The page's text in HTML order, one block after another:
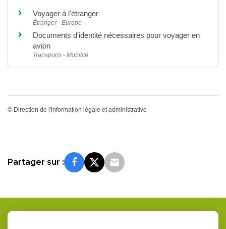
Voyager à l'étranger
Étranger - Europe
Documents d'identité nécessaires pour voyager en
avion
Transports - Mobilité
© Direction de l'information légale et administrative
Partager sur :